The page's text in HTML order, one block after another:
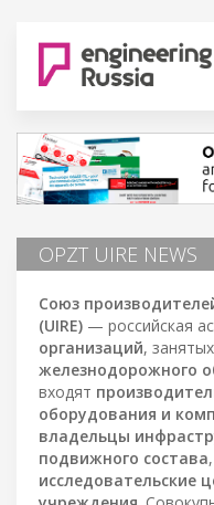
OPZT UIRE NEWS
Союз
(UIRE) — российская
организаций,
железнодорожного
входят
оборудования и
владельцы
подвижного состава,
исследовательские